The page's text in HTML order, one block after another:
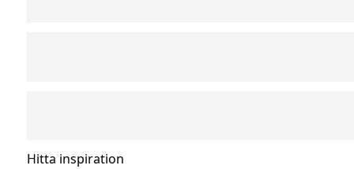
Hitta inspiration